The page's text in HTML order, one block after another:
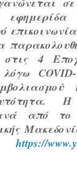
4
Η
από το
https://